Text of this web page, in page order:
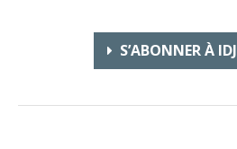
S’ABONNER À IDJ